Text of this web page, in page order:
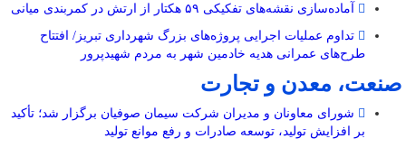
آماده‌سازی نقشه‌های تفکیکی ۵۹ هکتار از ارتش در کمربندی میانی
تداوم عملیات اجرایی پروژه‌های بزرگ شهرداری تبریز/ افتتاح
طرح‌های عمرانی هدیه خادمین شهر به مردم شهیدپرور
صنعت، معدن و تجارت
شورای معاونان و مدیران شرکت سیمان صوفیان برگزار شد؛ تأکید
بر افزایش تولید، توسعه صادرات و رفع موانع تولید